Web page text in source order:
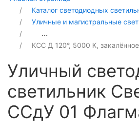
Каталог светодиодных
Уличные и магистральные
Уличный светодиодный
КСС Д 120°, 5000 К,
Уличный
светильник
ССдУ 01